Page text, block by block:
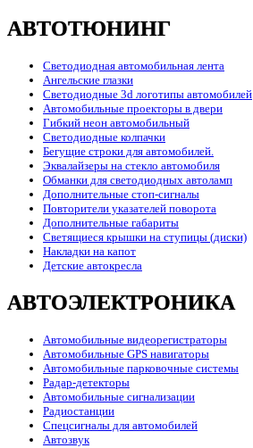
АВТОТЮНИНГ
Светодиодная автомобильная лента
Ангельские глазки
Светодиодные 3d логотипы автомобилей
Автомобильные проекторы в двери
Гибкий неон автомобильный
Светодиодные колпачки
Бегущие строки для автомобилей.
Эквалайзеры на стекло автомобиля
Обманки для светодиодных автоламп
Дополнительные стоп-сигналы
Повторители указателей поворота
Дополнительные габариты
Светящиеся крышки на ступицы (диски)
Накладки на капот
Детские автокресла
АВТОЭЛЕКТРОНИКА
Автомобильные видеорегистраторы
Автомобильные GPS навигаторы
Автомобильные парковочные системы
Радар-детекторы
Автомобильные сигнализации
Радиостанции
Спецсигналы для автомобилей
Автозвук